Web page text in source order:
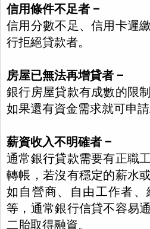
信用條件不足者 –
信用分數不足、信用卡遲
行拒絕貸款者。
房屋已無法再增貸者 –
銀行房屋貸款有成數的限
如果還有資金需求就可申請
薪資收入不明確者 –
通常銀行貸款需要有正職
轉帳，若沒有穩定的薪水
如自營商、自由工作者
等，通常銀行信貸不容易
二胎取得融資。